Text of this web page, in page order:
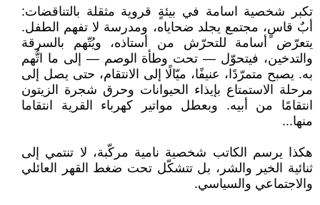
تكبر شخصية اسامة في بيئةٍ قروية مثقلة بالتناقضات:
أبٌ قاسٍ، مجتمع يجلد ضحاياه، ومدرسة لا تفهم الطفل.
يتعرّض أسامة للتحرّش من أستاذه، ويُتّهم بالسرقة
والتدخين، فيتحوّل — تحت وطأة الوصم — إلى ما اتُّهم
به. يصبح متمرّدًا، عنيفًا، ميّالًا إلى الانتقام، حتى يصل إلى
مرحلة الاستمتاع بإيذاء الحيوانات وحرق شجرة الزيتون
انتقامًا من أبيه. وبعطل مواتير كهرباء القرية انتقاما
منها...
هكذا يرسم الكاتب شخصية نامية مركّبة، لا تنتمي إلى
ثنائية الخير والشر، بل تتشكّل تحت ضغط القهر العائلي
والاجتماعي والسياسي.